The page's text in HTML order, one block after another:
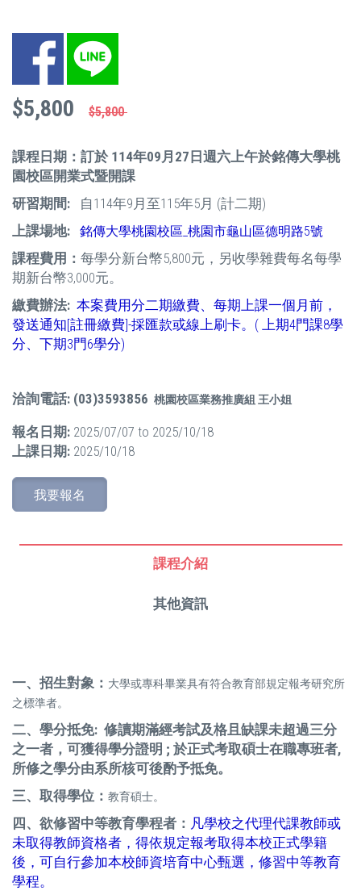
Facebook LINE
$5,800 $5,800
課程日期：訂於 114年09月27日週六上午於銘傳大學桃
園校區開業式暨開課
研習期間: 自114年9月至115年5月 (計二期)
上課場地:
銘傳大學桃園校區_桃園市龜山區德明路5號
課程費用： 每學分新台幣5,800元，另收學雜費每名每學
期新台幣3,000元。
繳費辦法: 本案費用分二期繳費、每期上課一個月前，
發送通知[註冊繳費]-採匯款或線上刷卡。( 上期4門課8學
分、下期3門6學分)
洽詢電話: (03)3593856 桃園校區業務推廣組 王小姐
報名日期: 2025/07/07 to 2025/10/18
上課日期: 2025/10/18
我要報名
課程介紹
其他資訊
一、招生對象： 大學或專科畢業具有符合教育部規定報考研究所
之標準者。
二、學分抵免: 修讀期滿經考試及格且缺課未超過三分
之一者，可獲得學分證明 ; 於正式考取碩士在職專班者,
所修之學分由系所核可後酌予抵免。
三、取得學位： 教育碩士。
四、欲修習中等教育學程者： 凡學校之代理代課教師或
未取得教師資格者，得依規定報考取得本校正式學籍
後，可自行參加本校師資培育中心甄選，修習中等教育
學程。